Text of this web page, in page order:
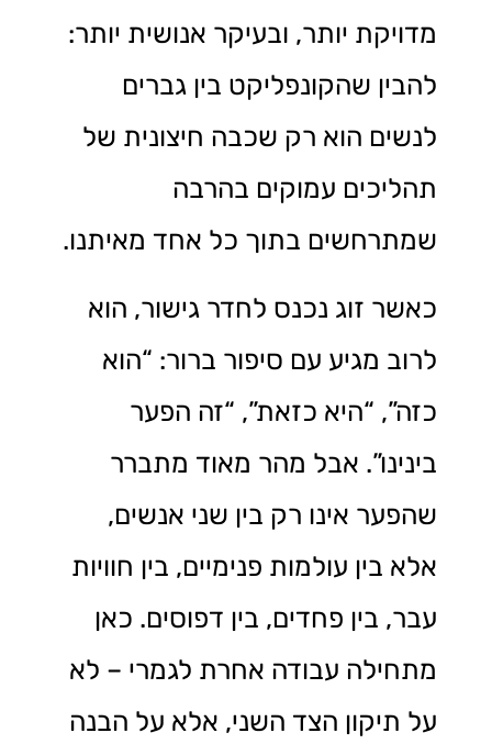
מדויקת יותר, ובעיקר אנושית יותר:
להבין שהקונפליקט בין גברים
לנשים הוא רק שכבה חיצונית של
תהליכים עמוקים בהרבה
שמתרחשים בתוך כל אחד מאיתנו.
כאשר זוג נכנס לחדר גישור, הוא
לרוב מגיע עם סיפור ברור: “הוא
כזה”, “היא כזאת”, “זה הפער
בינינו”. אבל מהר מאוד מתברר
שהפער אינו רק בין שני אנשים,
אלא בין עולמות פנימיים, בין חוויות
עבר, בין פחדים, בין דפוסים. כאן
מתחילה עבודה אחרת לגמרי – לא
על תיקון הצד השני, אלא על הבנה